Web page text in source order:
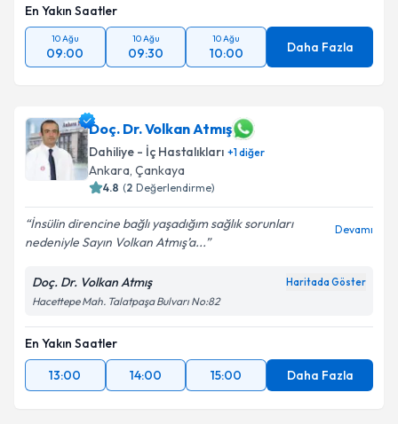
En Yakın Saatler
10 Ağu
09:00
10 Ağu
09:30
10 Ağu
10:00 Daha Fazla
Doç. Dr. Volkan Atmış
Dahiliye - İç Hastalıkları +1diğer
Ankara, Çankaya
4.8 (2 Değerlendirme)
İnsülin direncine bağlı yaşadığım sağlık sorunları
nedeniyle Sayın Volkan Atmış’a...
Devamı
Doç. Dr. Volkan Atmış Haritada Göster
Hacettepe Mah. Talatpaşa Bulvarı No:82
En Yakın Saatler
13:00
14:00 15:00 Daha Fazla